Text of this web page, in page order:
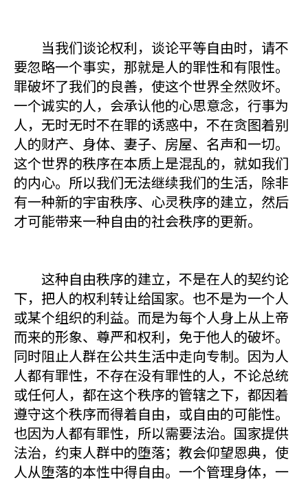
当我们谈论权利，谈论平等自由时，请不
要忽略一个事实，那就是人的罪性和有限性。
罪破坏了我们的良善，使这个世界全然败坏。
一个诚实的人，会承认他的心思意念，行事为
人，无时无时不在罪的诱惑中，不在贪图着别
人的财产、身体、妻子、房屋、名声和一切。
这个世界的秩序在本质上是混乱的，就如我们
的内心。所以我们无法继续我们的生活，除非
有一种新的宇宙秩序、心灵秩序的建立，然后
才可能带来一种自由的社会秩序的更新。
这种自由秩序的建立，不是在人的契约论
下，把人的权利转让给国家。也不是为一个人
或某个组织的利益。而是为每个人身上从上帝
而来的形象、尊严和权利，免于他人的破坏。
同时阻止人群在公共生活中走向专制。因为人
人都有罪性，不存在没有罪性的人，不论总统
或任何人，都在这个秩序的管辖之下，都因着
遵守这个秩序而得着自由，或自由的可能性。
也因为人都有罪性，所以需要法治。国家提供
法治，约束人群中的堕落；教会仰望恩典，使
人从堕落的本性中得自由。一个管理身体，一